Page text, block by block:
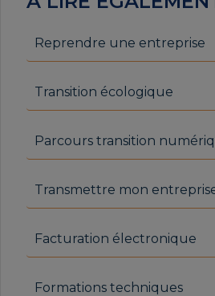
Reprendre une entreprise
Transition écologique
Parcours transition
Transmettre mon
Facturation électronique
Formations techniques